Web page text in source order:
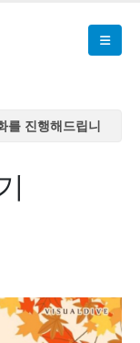
를 진행해드립니
진행해드립니
진행해드립니
를 진행해드립니